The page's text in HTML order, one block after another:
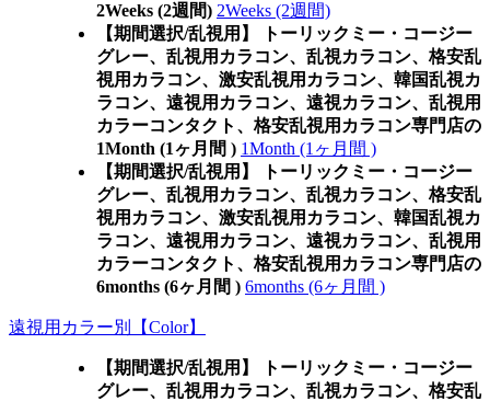
2Weeks (2週間) 2Weeks (2週間)
【期間選択/乱視用】 トーリックミー・コージー
グレー、乱視用カラコン、乱視カラコン、格安乱
視用カラコン、激安乱視用カラコン、韓国乱視カ
ラコン、遠視用カラコン、遠視カラコン、乱視用
カラーコンタクト、格安乱視用カラコン専門店の
1Month (1ヶ月間 ) 1Month (1ヶ月間 )
【期間選択/乱視用】 トーリックミー・コージー
グレー、乱視用カラコン、乱視カラコン、格安乱
視用カラコン、激安乱視用カラコン、韓国乱視カ
ラコン、遠視用カラコン、遠視カラコン、乱視用
カラーコンタクト、格安乱視用カラコン専門店の
6months (6ヶ月間 ) 6months (6ヶ月間 )
遠視用カラー別【Color】
【期間選択/乱視用】 トーリックミー・コージー
グレー、乱視用カラコン、乱視カラコン、格安乱